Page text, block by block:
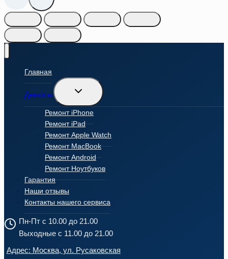
Главная
Девайсы
Переключить
дочернее
меню
Ремонт iPhone
Ремонт iPad
Ремонт Apple Watch
Ремонт MacBook
Ремонт Android
Ремонт Ноутбуков
Гарантия
Наши отзывы
Контакты нашего сервиса
Пн-Пт с 10.00 до 21.00
Выходные с 11.00 до 21.00
Адрес: Москва, ул. Русаковская